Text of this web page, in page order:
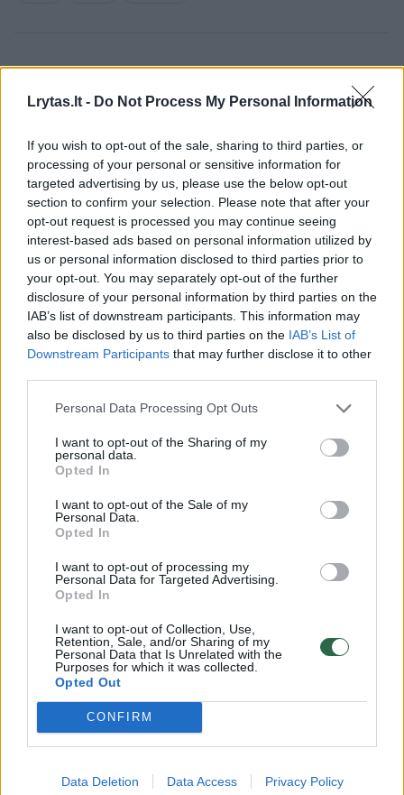
Lrytas.lt - Do Not Process My Personal Information
If you wish to opt-out of the sale, sharing to third parties, or
processing of your personal or sensitive information for
targeted advertising by us, please use the below opt-out
section to confirm your selection. Please note that after your
opt-out request is processed you may continue seeing
interest-based ads based on personal information utilized by
us or personal information disclosed to third parties prior to
your opt-out. You may separately opt-out of the further
disclosure of your personal information by third parties on the
IAB’s list of downstream participants. This information may
also be disclosed by us to third parties on the IAB’s List of
Downstream Participants that may further disclose it to other
Personal Data Processing Opt Outs
I want to opt-out of the Sharing of my
personal data.
Opted In
I want to opt-out of the Sale of my
Personal Data.
Opted In
I want to opt-out of processing my
Personal Data for Targeted Advertising.
Opted In
I want to opt-out of Collection, Use,
Retention, Sale, and/or Sharing of my
Personal Data that Is Unrelated with the
Purposes for which it was collected.
Opted Out
CONFIRM
Data Deletion Data Access Privacy Policy
Prisijunkite prie registruotų vartotojų
bendruomenės ir bendraukite komentaruose!
Rodyti komentarus
Prisijungti komentatoriams
Kinijos komunistų partija net ir
milijardierius laiko po padu: „Jūs
turtėkite, bet nesikiškite!“(1)
2026 m. rugpjūčio 8 d. 13:19